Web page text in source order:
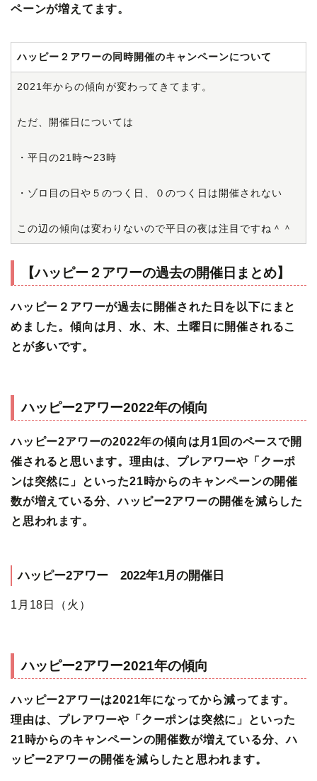
ペーンが増えてます。
ハッピー２アワーの同時開催のキャンペーンについて
2021年からの傾向が変わってきてます。
ただ、開催日については
・平日の21時〜23時
・ゾロ目の日や５のつく日、０のつく日は開催されない
この辺の傾向は変わりないので平日の夜は注目ですね＾＾
【ハッピー２アワーの過去の開催日まとめ】
ハッピー２アワーが過去に開催された日を以下にまと
めました。傾向は月、水、木、土曜日に開催されるこ
とが多いです。
ハッピー2アワー2022年の傾向
ハッピー2アワーの2022年の傾向は月1回のペースで開
催されると思います。理由は、プレアワーや「クーポ
ンは突然に」といった21時からのキャンペーンの開催
数が増えている分、ハッピー2アワーの開催を減らした
と思われます。
ハッピー2アワー 2022年1月の開催日
1月18日（火）
ハッピー2アワー2021年の傾向
ハッピー2アワーは2021年になってから減ってます。
理由は、プレアワーや「クーポンは突然に」といった
21時からのキャンペーンの開催数が増えている分、ハ
ッピー2アワーの開催を減らしたと思われます。